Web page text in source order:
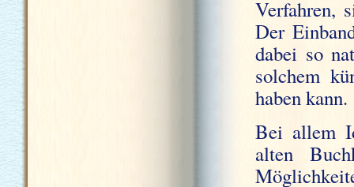
Verfahren,
Der
dabei so
solchem
haben kann.
Bei allem
alten